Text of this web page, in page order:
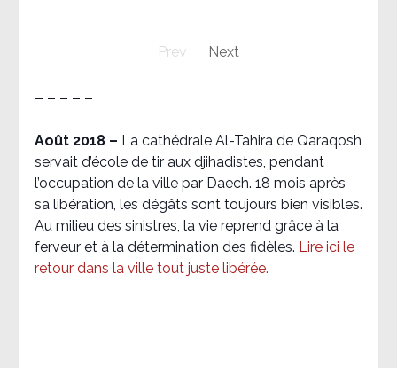
Prev Next
– – – – –
Août 2018 – La cathédrale Al-Tahira de Qaraqosh
servait d’école de tir aux djihadistes, pendant
l’occupation de la ville par Daech. 18 mois après
sa libération, les dégâts sont toujours bien visibles.
Au milieu des sinistres, la vie reprend grâce à la
ferveur et à la détermination des fidèles. Lire ici le
retour dans la ville tout juste libérée.